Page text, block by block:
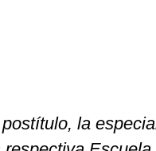
la